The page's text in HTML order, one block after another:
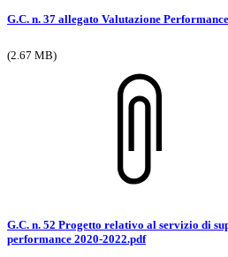
G.C. n. 37 allegato Valutazione
(2.67 MB)
G.C. n. 52 Progetto relativo al servizio di
performance 2020-2022.pdf